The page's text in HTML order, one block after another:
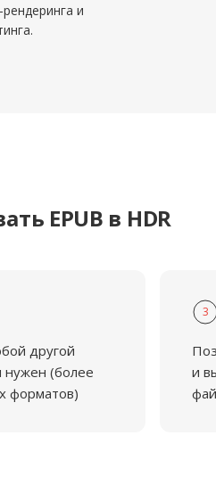
и
EPUB в HDR
другой
нужен (более
форматов)
3
и